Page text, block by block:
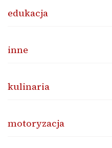
edukacja
inne
kulinaria
motoryzacja